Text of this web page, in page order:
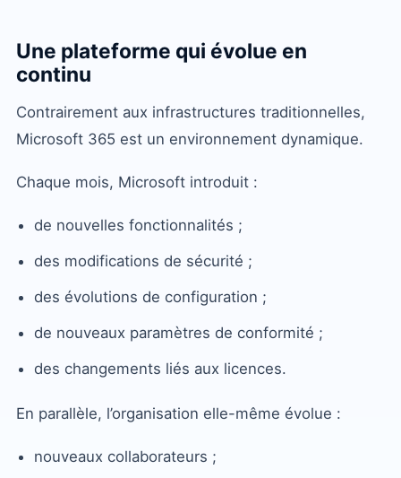
Une plateforme qui évolue en
continu
Contrairement aux infrastructures traditionnelles,
Microsoft 365 est un environnement dynamique.
Chaque mois, Microsoft introduit :
de nouvelles fonctionnalités ;
des modifications de sécurité ;
des évolutions de configuration ;
de nouveaux paramètres de conformité ;
des changements liés aux licences.
En parallèle, l’organisation elle-même évolue :
nouveaux collaborateurs ;